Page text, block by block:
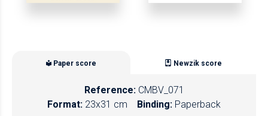
Paper score Newzik score
Reference: CMBV_071
Format: 23x31 cm Binding: Paperback